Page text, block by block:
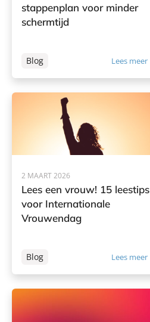
stappenplan voor minder
schermtijd
Blog Lees meer
2 MAART 2026
Lees een vrouw! 15 leestips
voor Internationale
Vrouwendag
Blog Lees meer